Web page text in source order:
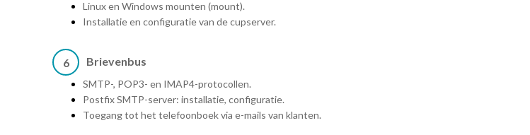
Linux en Windows mounten (mount).
Installatie en configuratie van de cupserver.
6 Brievenbus
SMTP-, POP3- en IMAP4-protocollen.
Postfix SMTP-server: installatie, configuratie.
Toegang tot het telefoonboek via e-mails van klanten.